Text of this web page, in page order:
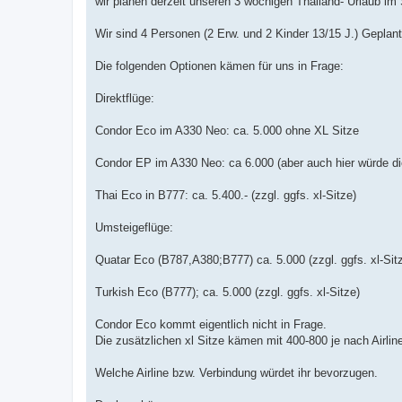
Wir sind 4 Personen (2 Erw. und 2 Kinder 13/15 J.)
Die folgenden Optionen kämen für uns in Frage:
Direktflüge:
Condor Eco im A330 Neo: ca. 5.000 ohne XL Sitze
Condor EP im A330 Neo: ca 6.000 (aber auch hier würde
Thai Eco in B777: ca. 5.400.- (zzgl. ggfs. xl-Sitze)
Umsteigeflüge:
Quatar Eco (B787,A380;B777) ca. 5.000 (zzgl. ggfs. xl-
Turkish Eco (B777); ca. 5.000 (zzgl. ggfs. xl-Sitze)
Condor Eco kommt eigentlich nicht in Frage.
Die zusätzlichen xl Sitze kämen mit 400-800 je nach
Welche Airline bzw. Verbindung würdet ihr bevorzugen.